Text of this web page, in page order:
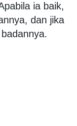
ia baik,
dan jika